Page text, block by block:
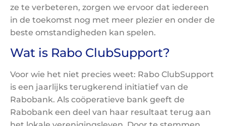
ze te verbeteren, zorgen we ervoor dat iedereen
in de toekomst nog met meer plezier en onder de
beste omstandigheden kan spelen.
Wat is Rabo ClubSupport?
Voor wie het niet precies weet: Rabo ClubSupport
is een jaarlijks terugkerend initiatief van de
Rabobank. Als coöperatieve bank geeft de
Rabobank een deel van haar resultaat terug aan